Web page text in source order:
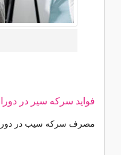
فواید سرکه سیر در
مصرف سرکه سیب در دوران